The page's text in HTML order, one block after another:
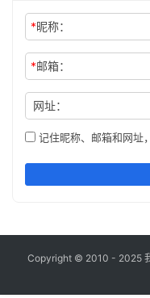
问
用
址
*昵称：
*邮箱：
网址：
记住昵称、邮箱和网址
Copyright © 2010 - 2025